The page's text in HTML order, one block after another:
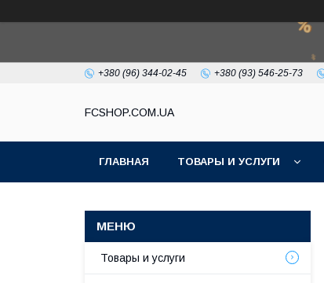
+380 (96) 344-02-45 +380 (93) 546-25-73
FCSHOP.COM.UA
ГЛАВНАЯ ТОВАРЫ И УСЛУГИ
Товары и услуги